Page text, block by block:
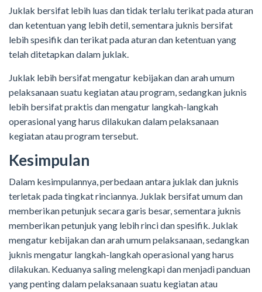
Juklak bersifat lebih luas dan tidak terlalu terikat pada aturan
dan ketentuan yang lebih detil, sementara juknis bersifat
lebih spesifik dan terikat pada aturan dan ketentuan yang
telah ditetapkan dalam juklak.
Juklak lebih bersifat mengatur kebijakan dan arah umum
pelaksanaan suatu kegiatan atau program, sedangkan juknis
lebih bersifat praktis dan mengatur langkah-langkah
operasional yang harus dilakukan dalam pelaksanaan
kegiatan atau program tersebut.
Kesimpulan
Dalam kesimpulannya, perbedaan antara juklak dan juknis
terletak pada tingkat rinciannya. Juklak bersifat umum dan
memberikan petunjuk secara garis besar, sementara juknis
memberikan petunjuk yang lebih rinci dan spesifik. Juklak
mengatur kebijakan dan arah umum pelaksanaan, sedangkan
juknis mengatur langkah-langkah operasional yang harus
dilakukan. Keduanya saling melengkapi dan menjadi panduan
yang penting dalam pelaksanaan suatu kegiatan atau